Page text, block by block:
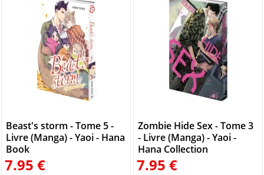
Beast's storm - Tome 5 -
Livre (Manga) - Yaoi - Hana
Book
7.95 €
Zombie Hide Sex - Tome 3
- Livre (Manga) - Yaoi -
Hana Collection
7.95 €